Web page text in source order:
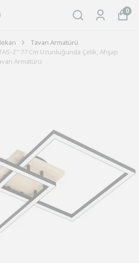
0
Tavan Armatürü
Z" 77 Cm Uzunluğunda Çelik, Ahşap
Armatürü